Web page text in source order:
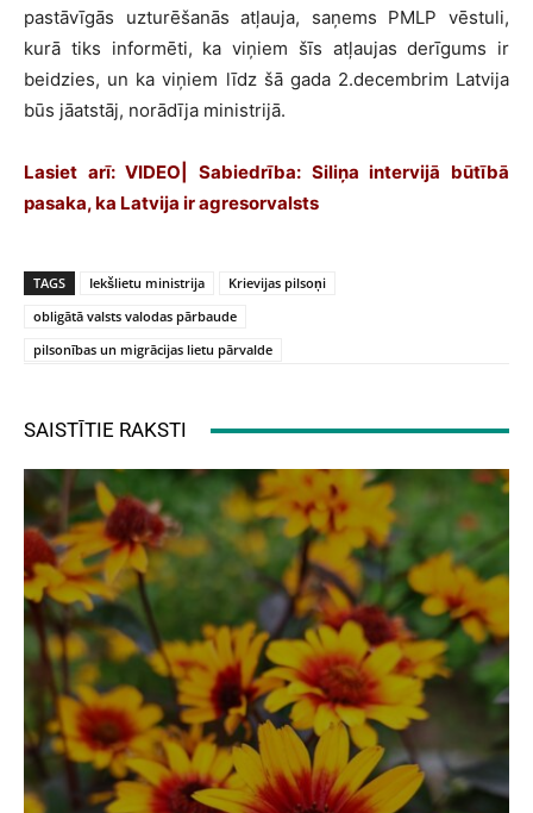
pastāvīgās uzturēšanās atļauja, saņems PMLP vēstuli,
kurā tiks informēti, ka viņiem šīs atļaujas derīgums ir
beidzies, un ka viņiem līdz šā gada 2.decembrim Latvija
būs jāatstāj, norādīja ministrijā.
Lasiet arī:VIDEO| Sabiedrība: Siliņa intervijā būtībā
pasaka, ka Latvija ir agresorvalsts
TAGS Iekšlietu ministrija
Krievijas pilsoņi
obligātā valsts valodas pārbaude
pilsonības un migrācijas lietu pārvalde
SAISTĪTIE RAKSTI